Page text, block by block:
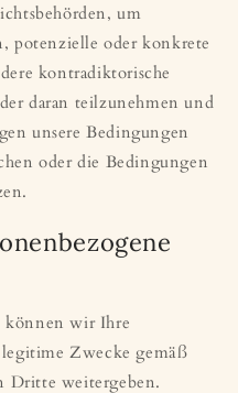
um
potenzielle oder konkrete
kontradiktorische
daran teilzunehmen und
unsere Bedingungen
oder die Bedingungen
können wir Ihre
Zwecke gemäß
Dritte weitergeben.